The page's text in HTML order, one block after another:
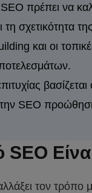
πρέπει να
σχετικότητα
και οι
SEO
SEO
τον τρόπο